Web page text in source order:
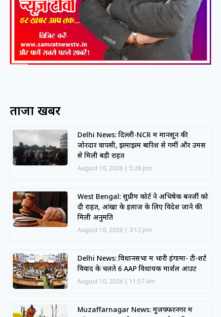
ताजा खबरें
Delhi News: दिल्ली-NCR में मानसून की
जोरदार वापसी, झमाझम बारिश से गर्मी और उमस
से मिली बड़ी राहत
August 10, 2026 5:28 pm
West Bengal: सुप्रीम कोर्ट ने अभिषेक बनर्जी को
दी राहत, आंखों के इलाज के लिए विदेश जाने की
मिली अनुमति
August 10, 2026 3:12 pm
Delhi News: विधानसभा में भारी हंगामा- टी-शर्ट
विवाद के चलते 6 AAP विधायक मार्शल आउट
August 10, 2026 11:57 am
Muzaffarnagar News: मुजफ्फरनगर में